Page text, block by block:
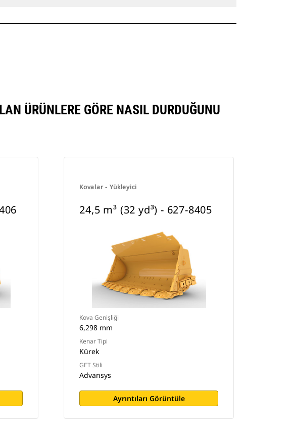
ÜRÜNLERE GÖRE NASIL DURDUĞUNU
Kovalar - Yükleyici
24,5 m³ (32 yd³) - 627-8405
Kova Genişliği
6,298 mm
Kenar Tipi
Kürek
GET Stili
Advansys
Ayrıntıları Görüntüle